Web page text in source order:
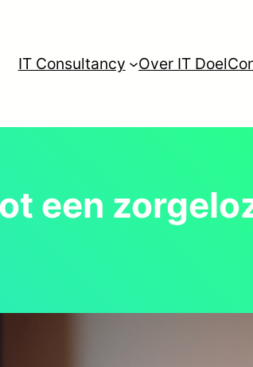
IT Consultancy Over IT Doel
een